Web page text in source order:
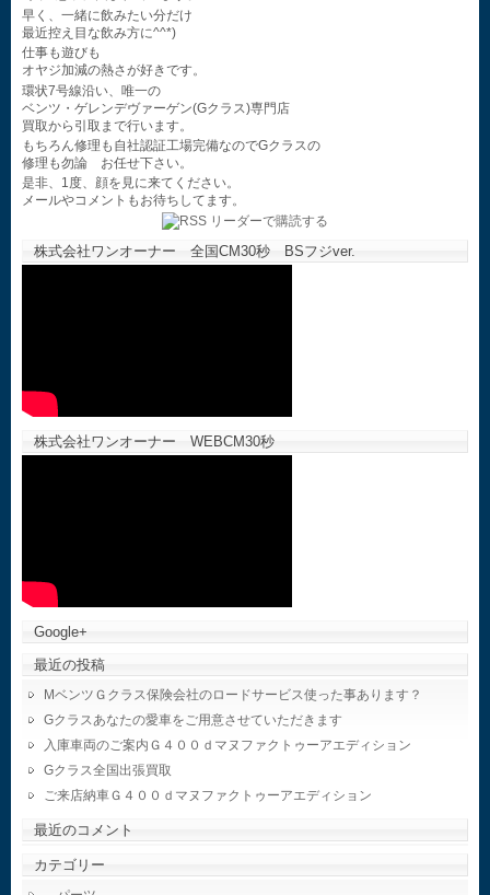
早く、一緒に飲みたい分だけ
最近控え目な飲み方に^^*)
仕事も遊びも
オヤジ加減の熱さが好きです。
環状7号線沿い、唯一の
ベンツ・ゲレンデヴァーゲン(Gクラス)専門店
買取から引取まで行います。
もちろん修理も自社認証工場完備なのでGクラスの
修理も勿論 お任せ下さい。
是非、1度、顔を見に来てください。
メールやコメントもお待ちしてます。
株式会社ワンオーナー 全国CM30秒 BSフジver.
株式会社ワンオーナー WEBCM30秒
Google+
最近の投稿
MベンツＧクラス保険会社のロードサービス使った事あります？
Gクラスあなたの愛車をご用意させていただきます
入庫車両のご案内Ｇ４００ｄマヌファクトゥーアエディション
Gクラス全国出張買取
ご来店納車Ｇ４００ｄマヌファクトゥーアエディション
最近のコメント
カテゴリー